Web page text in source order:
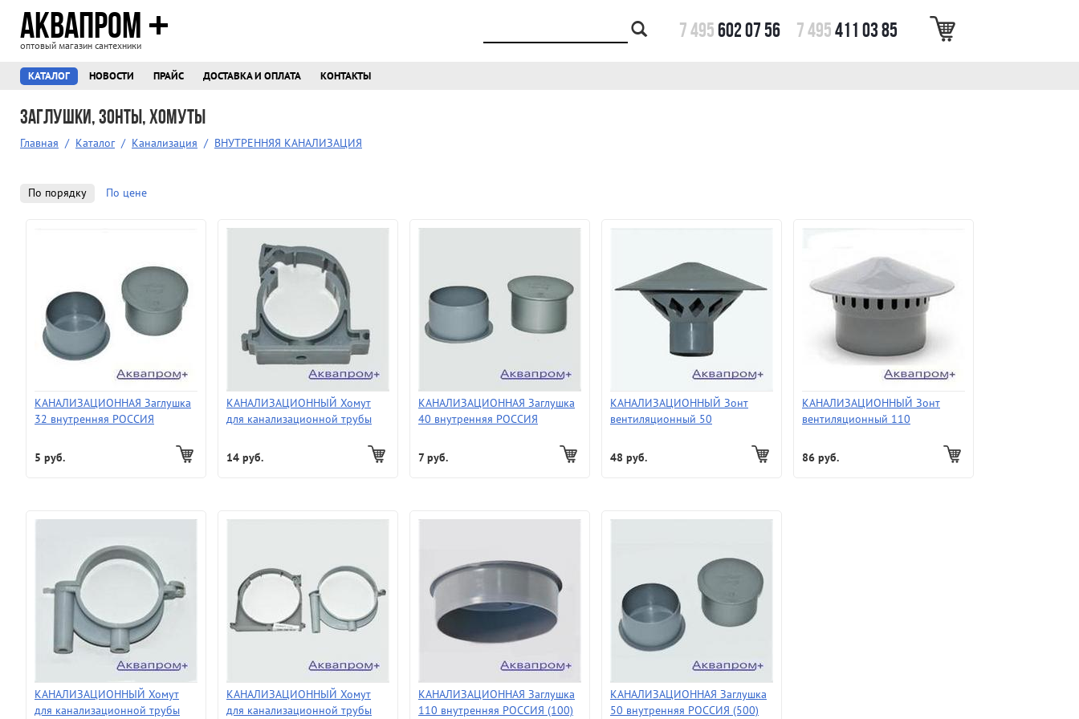
7 495602 07 56 7 495411 03 85
АКВАПРОМ
оптовый магазин сантехники
КАТАЛОГ НОВОСТИ ПРАЙС ДОСТАВКА И ОПЛАТА КОНТАКТЫ
Заглушки, зонты, хомуты
Главная / Каталог / Канализация / ВНУТРЕННЯЯ КАНАЛИЗАЦИЯ
По порядку По цене
КАНАЛИЗАЦИОННАЯ Заглушка
32 внутренняя РОССИЯ
5 руб.
КАНАЛИЗАЦИОННЫЙ Хомут
для канализационной трубы
14 руб.
КАНАЛИЗАЦИОННАЯ Заглушка
40 внутренняя РОССИЯ
7 руб.
КАНАЛИЗАЦИОННЫЙ Зонт
вентиляционный 50
48 руб.
КАНАЛИЗАЦИОННЫЙ Зонт
вентиляционный 110
86 руб.
КАНАЛИЗАЦИОННЫЙ Хомут
для канализационной трубы
КАНАЛИЗАЦИОННЫЙ Хомут
для канализационной трубы
КАНАЛИЗАЦИОННАЯ Заглушка
110 внутренняя РОССИЯ (100)
КАНАЛИЗАЦИОННАЯ Заглушка
50 внутренняя РОССИЯ (500)